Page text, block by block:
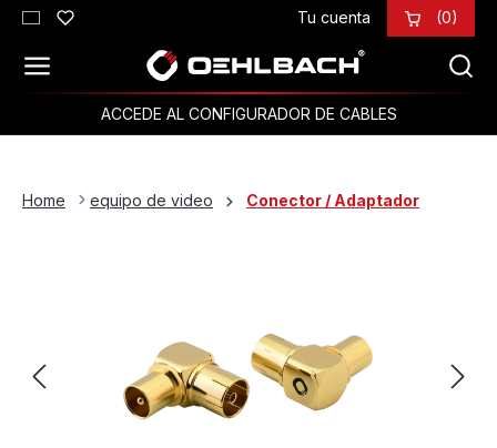
Saltar al contenido principal Tu cuenta (0)
ACCEDE AL CONFIGURADOR DE CABLES
Home equipo de video Conector / Adaptador